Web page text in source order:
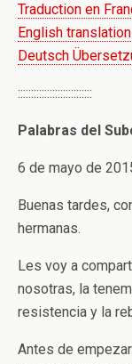
Traduction en
English translation
Deutsch
::::::::::::::::::::::::::::
Palabras del
6 de mayo de
Buenas tardes,
hermanas.
Les voy a
nosotras, la
resistencia y la
Antes de